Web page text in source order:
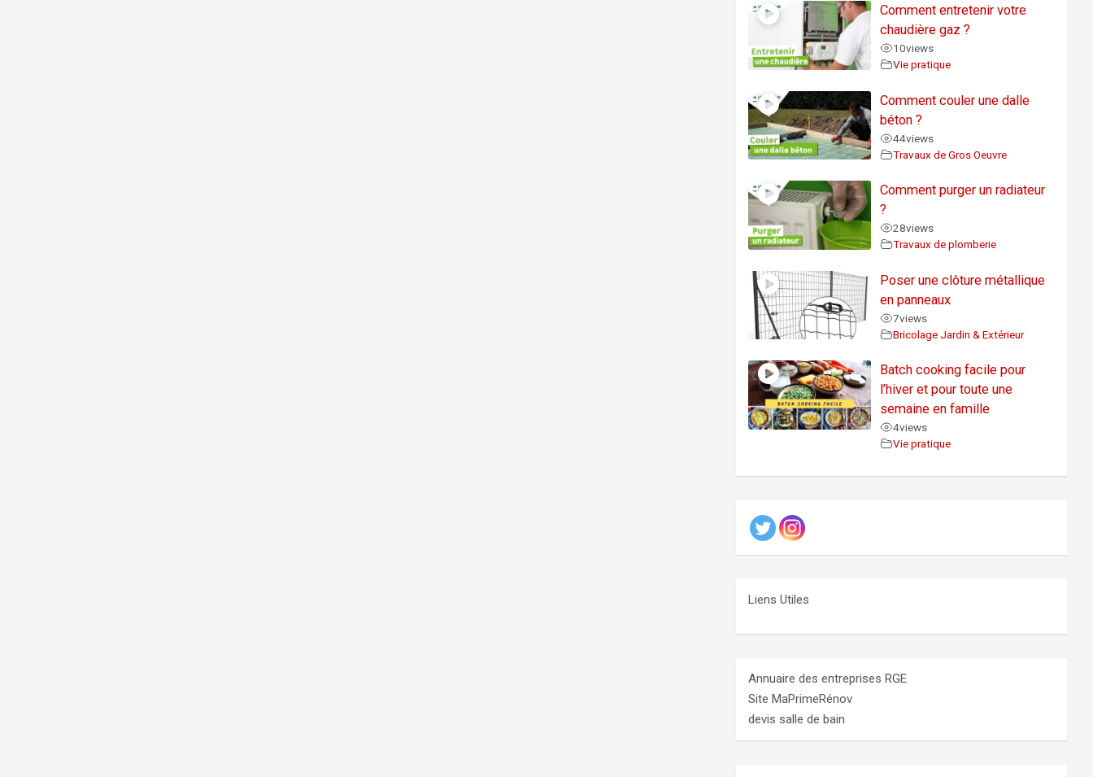
Comment entretenir votre
chaudière gaz ?
10views
Vie pratique
Comment couler une dalle
béton ?
44views
Travaux de Gros Oeuvre
Comment purger un radiateur
?
28views
Travaux de plomberie
Poser une clôture métallique
en panneaux
7views
Bricolage Jardin & Extérieur
Batch cooking facile pour
l’hiver et pour toute une
semaine en famille
4views
Vie pratique
Liens Utiles
Annuaire des entreprises RGE
Site MaPrimeRénov
devis salle de bain